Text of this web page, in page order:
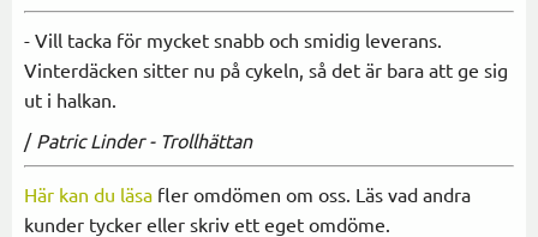
- Vill tacka för mycket snabb och smidig leverans.
Vinterdäcken sitter nu på cykeln, så det är bara att ge sig
ut i halkan.
/ Patric Linder - Trollhättan
Här kan du läsa fler omdömen om oss. Läs vad andra
kunder tycker eller skriv ett eget omdöme.